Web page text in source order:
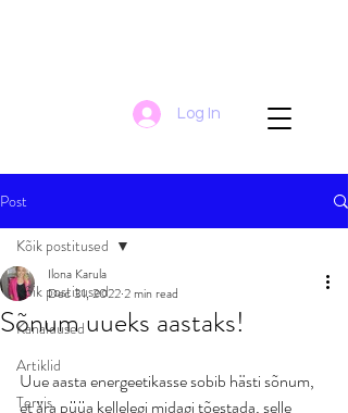
Log In
Post
Kõik postitused
Kanaldused
Artiklid
Tervis
Kõik postitused
Sõnum uueks aastaks!
Ilona Karula
Dec 31, 20222 min read
Uue aasta energeetikasse sobib hästi sõnum,
et ära püüa kellelegi midagi tõestada, selle